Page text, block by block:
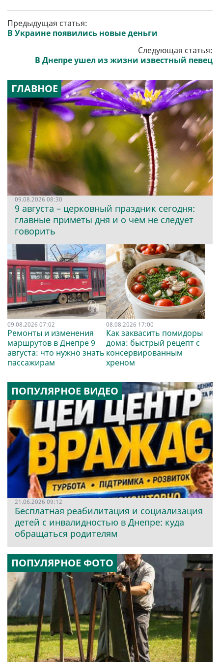
Предыдущая статья:
В Украине появились новые деньги
Следующая статья:
В Днепре ушел из жизни известный певец
ГЛАВНОЕ
09.08.2026 08:30
9 августа – церковный праздник сегодня:
главные приметы дня и о чем не следует
говорить
09.08.2026 07:02
Ремонты и изменения
маршрутов в Днепре 9
августа: что нужно знать
пассажирам
08.08.2026 17:00
Как заквасить помидоры
дома: быстрый рецепт с
консервированным
хреном
ПОПУЛЯРНОЕ ВИДЕО
21.06.2026 09:12
Бесплатная реабилитация и социализация
детей с инвалидностью в Днепре: куда
обращаться родителям
ПОПУЛЯРНОЕ ФОТО